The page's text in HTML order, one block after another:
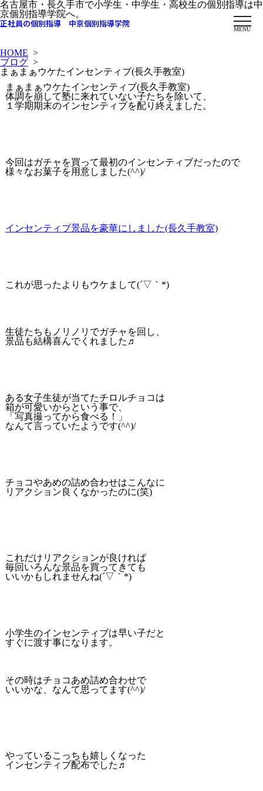
名古屋市・長久手市で小学生・中学生・高校生の個別指導は中
京個別指導学院へ。
正社員の個別指導 中京個別指導学院
MENU
HOME >
ブログ >
まぁまぁウケたインセンティブ(長久手教室)
まぁまぁウケたインセンティブ(長久手教室)
体調を崩して塾に来れていない子たちを除いて、
１学期期末のインセンティブを配り終えました。
今回はガチャを買って最初のインセンティブだったので
様々なお菓子を用意しました(^^)/
インセンティブ景品を豪華にしました(長久手教室)
これが思ったよりもウケまして(´▽｀*)
生徒たちもノリノリでガチャを回し、
景品も結構喜んでくれました♬
ある女子生徒が当てたチロルチョコは
箱が可愛いからという事で、
「写真撮ってから食べる！」
なんて言っていたようです(^^)/
チョコやあめの詰め合わせはこんなに
リアクション良くなかったのに(笑)
これだけリアクションが良ければ
毎回いろんな景品を買ってきても
いいかもしれませんね(´▽｀*)
小学生のインセンティブは早い子だと
すぐに渡す事になります。
その時はチョコあめ詰め合わせで
いいかな、なんて思ってます(^^)/
やっているこっちも嬉しくなった
インセンティブ配布でした♬